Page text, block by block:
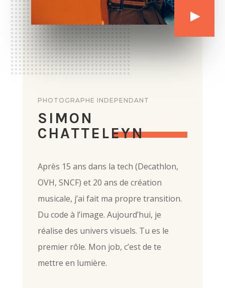
PHOTOGRAPHE INDEPENDANT
SIMON
CHATTELEYN
Après 15 ans dans la tech (Decathlon,
OVH, SNCF) et 20 ans de création
musicale, j’ai fait ma propre transition.
Du code à l’image. Aujourd’hui, je
réalise des univers visuels. Tu es le
premier rôle. Mon job, c’est de te
mettre en lumière.